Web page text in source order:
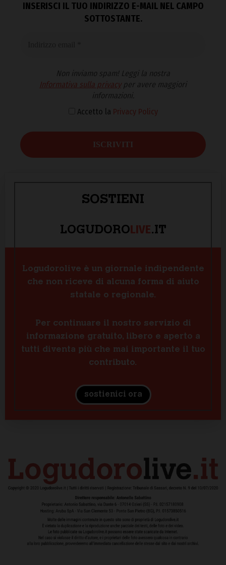
INSERISCI IL TUO INDIRIZZO E-MAIL NEL CAMPO
SOTTOSTANTE.
Non inviamo spam! Leggi la nostra
Informativa sulla privacyper avere maggiori
informazioni.
Accetto la Privacy Policy
SOSTIENI
LOGUDOROLIVE.IT
Logudorolive è un giornale indipendente
che non riceve di alcuna forma di aiuto
statale o regionale.
Per continuare il nostro servizio di
informazione gratuito, libero e aperto a
tutti diventa più che mai importante il tuo
contributo.
sostienici ora